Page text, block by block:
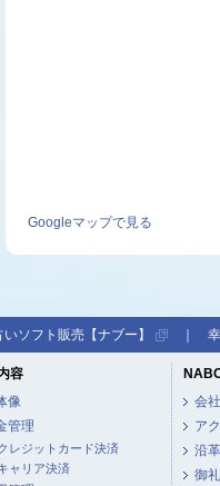
Googleマップで見る
いソフト販売【ナブー】
容
像
管理
レジットカード決済
ャリア決済
会
ア
沿革
御礼